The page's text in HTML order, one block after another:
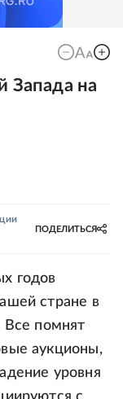
Запада на
ПОДЕЛИТЬСЯ
годов
стране в
Все помнят
аукционы,
уровня